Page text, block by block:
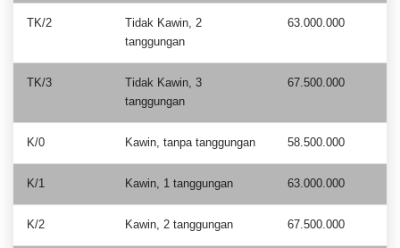
TK/2
Tidak Kawin, 2
tanggungan
63.000.000
TK/3
Tidak Kawin, 3
tanggungan
67.500.000
K/0 Kawin, tanpa tanggungan 58.500.000
K/1 Kawin, 1 tanggungan 63.000.000
K/2 Kawin, 2 tanggungan 67.500.000